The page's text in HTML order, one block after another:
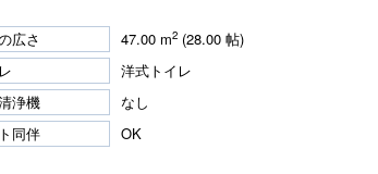
広さ 47.00 m2(28.00 帖)
洋式トイレ
浄機
なし
同伴 OK